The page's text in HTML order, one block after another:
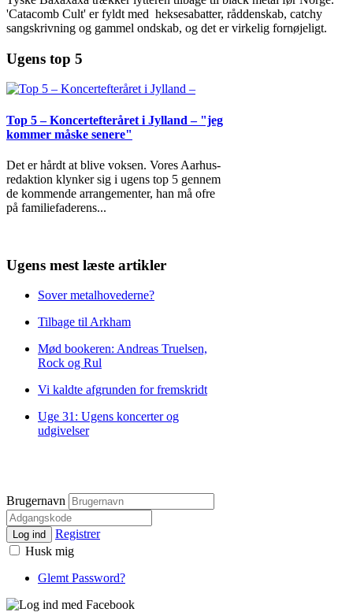
'Catacomb Cult' er fyldt med heksesabatter, råddenskab, catchy
sangskrivning og gammel ondskab, og det er virkelig fornøjeligt.
Ugens top 5
Top 5 – Koncertefteråret i Jylland – "jeg
kommer måske senere"
Det er hårdt at blive voksen. Vores Aarhus-
redaktion klynker sig i ugens top 5 gennem
de kommende arrangementer, han må ofre
på familiefaderens...
Ugens mest læste artikler
Sover metalhovederne?
Tilbage til Arkham
Mød bookeren: Andreas Truelsen,
Rock og Rul
Vi kaldte afgrunden for fremskridt
Uge 31: Ugens koncerter og
udgivelser
Brugernavn
Log ind
Registrer
Husk mig
Glemt Password?